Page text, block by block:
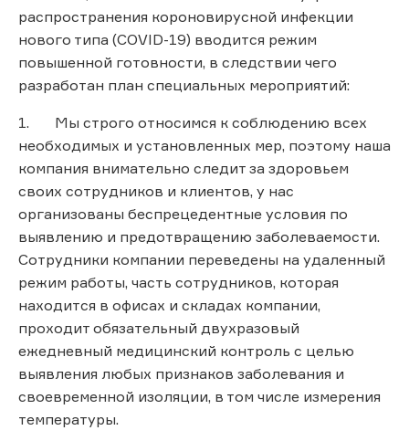
распространения короновирусной инфекции
нового типа (COVID-19) вводится режим
повышенной готовности, в следствии чего
разработан план специальных мероприятий:
1. Мы строго относимся к соблюдению всех
необходимых и установленных мер, поэтому наша
компания внимательно следит за здоровьем
своих сотрудников и клиентов, у нас
организованы беспрецедентные условия по
выявлению и предотвращению заболеваемости.
Сотрудники компании переведены на удаленный
режим работы, часть сотрудников, которая
находится в офисах и складах компании,
проходит обязательный двухразовый
ежедневный медицинский контроль с целью
выявления любых признаков заболевания и
своевременной изоляции, в том числе измерения
температуры.